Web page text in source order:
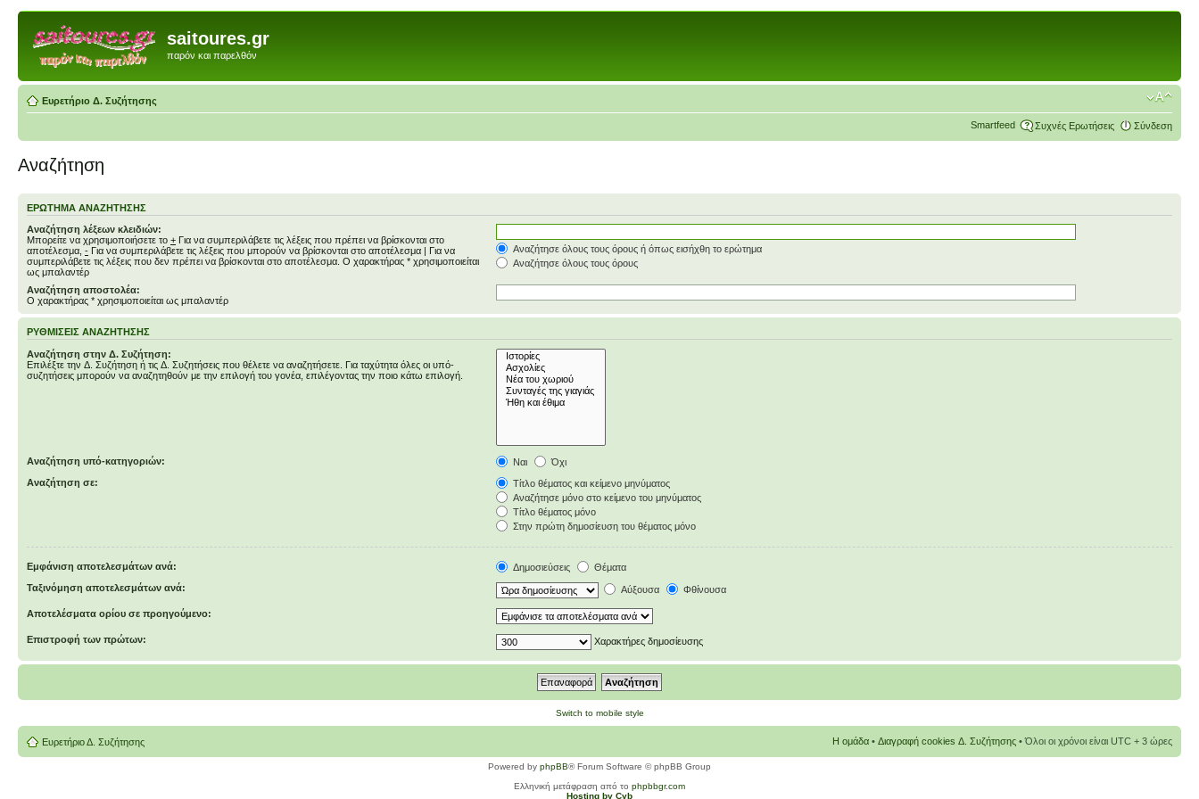
saitoures.gr
παρόν και παρελθόν
Ευρετήριο Δ. Συζήτησης
Smartfeed Συχνές Ερωτήσεις Σύνδεση
Αναζήτηση
ΕΡΏΤΗΜΑ ΑΝΑΖΉΤΗΣΗΣ
Αναζήτηση λέξεων κλειδιών:
Μπορείτε να χρησιμοποιήσετε το + Για να συμπεριλάβετε τις λέξεις που πρέπει να βρίσκονται στο
αποτέλεσμα, - Για να συμπεριλάβετε τις λέξεις που μπορούν να βρίσκονται στο αποτέλεσμα | Για να
συμπεριλάβετε τις λέξεις που δεν πρέπει να βρίσκονται στο αποτέλεσμα. Ο χαρακτήρας * χρησιμοποιείται
ως μπαλαντέρ
Αναζήτησε όλους τους όρους ή όπως εισήχθη το ερώτημα
Αναζήτησε όλους τους όρους
Αναζήτηση αποστολέα:
Ο χαρακτήρας * χρησιμοποιείται ως μπαλαντέρ
ΡΥΘΜΊΣΕΙΣ ΑΝΑΖΉΤΗΣΗΣ
Αναζήτηση στην Δ. Συζήτηση:
Επιλέξτε την Δ. Συζήτηση ή τις Δ. Συζητήσεις που θέλετε να αναζητήσετε. Για ταχύτητα όλες οι υπό-
συζητήσεις μπορούν να αναζητηθούν με την επιλογή του γονέα, επιλέγοντας την ποιο κάτω επιλογή.
Αναζήτηση υπό-κατηγοριών: Ναι
Όχι
Αναζήτηση σε:
Τίτλο θέματος και κείμενο μηνύματος
Αναζήτησε μόνο στο κείμενο του μηνύματος
Τίτλο θέματος μόνο
Στην πρώτη δημοσίευση του θέματος μόνο
Εμφάνιση αποτελεσμάτων ανά: Δημοσιεύσεις
Θέματα
Ταξινόμηση αποτελεσμάτων ανά:
Αύξουσα Φθίνουσα
Αποτελέσματα ορίου σε προηγούμενο:
Επιστροφή των πρώτων: Χαρακτήρες δημοσίευσης
Switch to mobile style
Ευρετήριο Δ. Συζήτησης Η ομάδα • Διαγραφή cookies Δ. Συζήτησης • Όλοι οι χρόνοι είναι UTC + 3 ώρες
Powered by phpBB® Forum Software © phpBB Group
Ελληνική μετάφραση από το phpbbgr.com
Hosting by Cyb